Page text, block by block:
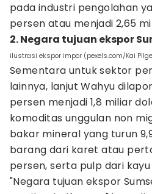
pada industri pengolahan
persen atau menjadi 2,65
2. Negara tujuan ekspor
ilustrasi ekspor impor (pexels.com/Kai
Sementara untuk sektor
lainnya, lanjut Wahyu
persen menjadi 1,8 miliar
komoditas unggulan non
bakar mineral yang turun
barang dari karet atau
persen, serta pulp dari kayu
"Negara tujuan ekspor